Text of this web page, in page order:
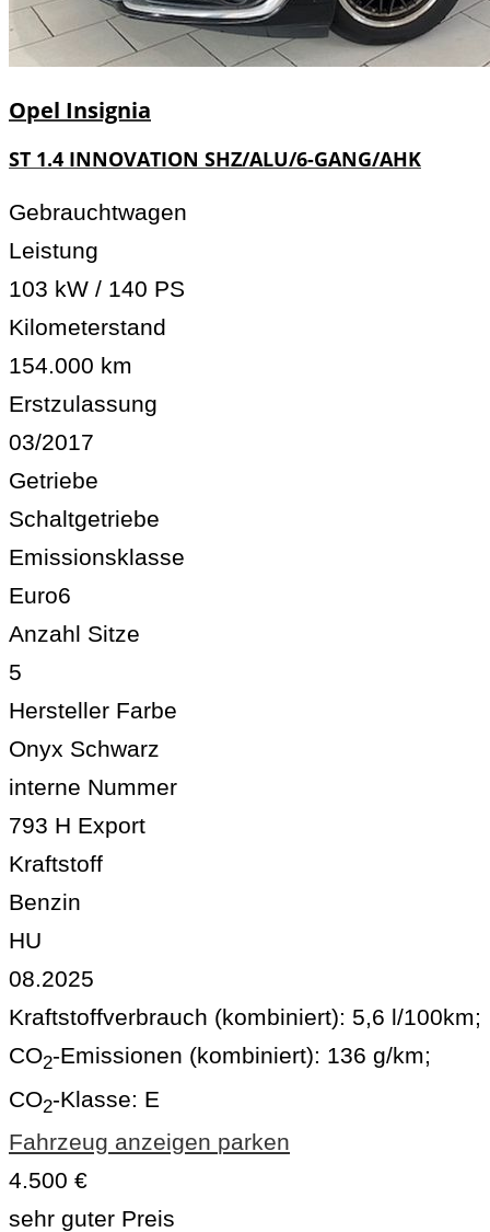
Opel Insignia
ST 1.4 INNOVATION SHZ/ALU/6-GANG/AHK
Gebrauchtwagen
Leistung
103 kW / 140 PS
Kilometerstand
154.000 km
Erstzulassung
03/2017
Getriebe
Schaltgetriebe
Emissionsklasse
Euro6
Anzahl Sitze
5
Hersteller Farbe
Onyx Schwarz
interne Nummer
793 H Export
Kraftstoff
Benzin
HU
08.2025
Kraftstoffverbrauch (kombiniert): 5,6 l/100km;
CO2-Emissionen (kombiniert): 136 g/km;
CO2-Klasse: E
Fahrzeug anzeigen parken
4.500 €
sehr guter Preis